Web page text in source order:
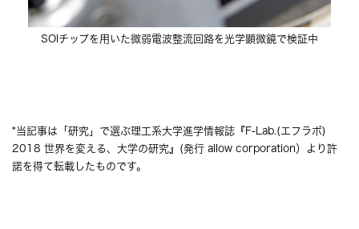
SOIチップを用いた微弱電波整流回路を光学顕微鏡で検証中
*当記事は「研究」で選ぶ理工系大学進学情報誌『F-Lab.(エフラボ)
2018 世界を変える、大学の研究』(発行 allow corporation）より許
諾を得て転載したものです。